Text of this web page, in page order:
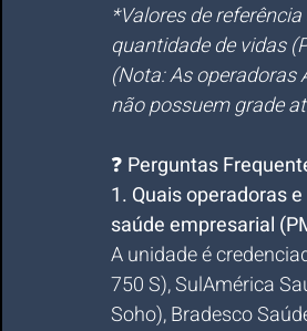
*Valores de
quantidade de vidas
(Nota: As operadoras
não possuem grade
❓ Perguntas
1. Quais operadoras
saúde empresarial
A unidade é
750 S), SulAmérica
Soho), Bradesco